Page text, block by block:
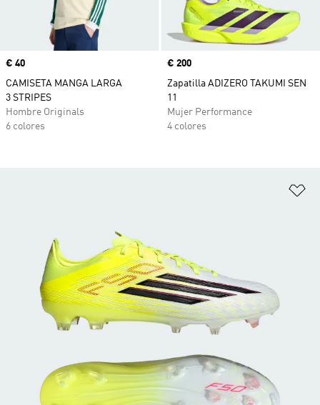
Precio
€ 40
CAMISETA MANGA LARGA
3 STRIPES
Hombre Originals
6 colores
Precio
€ 200
Zapatilla ADIZERO TAKUMI SEN
11
Mujer Performance
4 colores